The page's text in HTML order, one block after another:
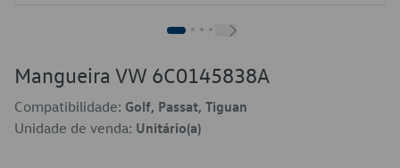
Mangueira VW 6C0145838A
Compatibilidade: Golf, Passat, Tiguan
Unidade de venda: Unitário(a)